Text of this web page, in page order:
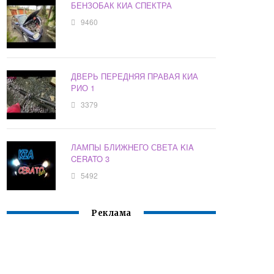
БЕНЗОБАК КИА СПЕКТРА
9460
ДВЕРЬ ПЕРЕДНЯЯ ПРАВАЯ КИА
РИО 1
3379
ЛАМПЫ БЛИЖНЕГО СВЕТА KIA
CERATO 3
5492
Реклама